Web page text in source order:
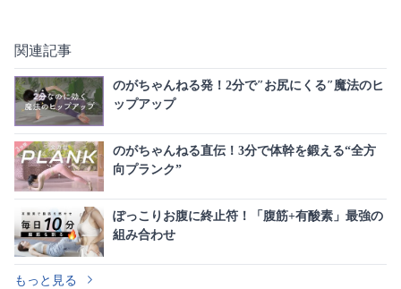
関連記事
のがちゃんねる発！2分で″お尻にくる″魔法のヒ
ップアップ
のがちゃんねる直伝！3分で体幹を鍛える“全方
向プランク”
ぽっこりお腹に終止符！「腹筋+有酸素」最強の
組み合わせ
もっと見る